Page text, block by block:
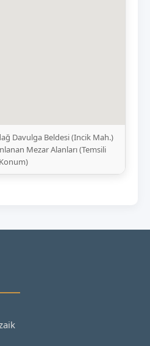
Davulga Beldesi (Incik Mah.)
Mezar Alanları (Temsili
Konum)